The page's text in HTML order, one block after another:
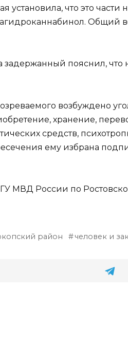
установила, что это
Общий
пояснил, что
возбуждено
хранение,
средств,
ему избрана
МВД России по
район человек и